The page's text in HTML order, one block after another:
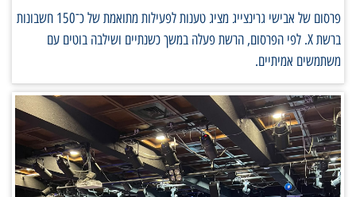
פרסום של אבישי גרינצייג מציג טענות לפעילות מתואמת של כ־150 חשבונות
ברשת X. לפי הפרסום, הרשת פעלה במשך כשנתיים ושילבה בוטים עם
משתמשים אמיתיים.